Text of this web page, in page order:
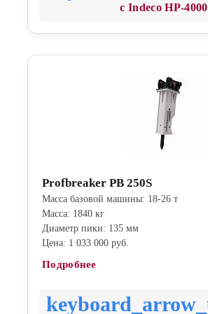
с Indeco HP-4000
Profbreaker PB 250S
Масса базовой машины: 18-26 т
Масса: 1840 кг
Диаметр пики: 135 мм
Цена: 1 033 000 руб.
Подробнее